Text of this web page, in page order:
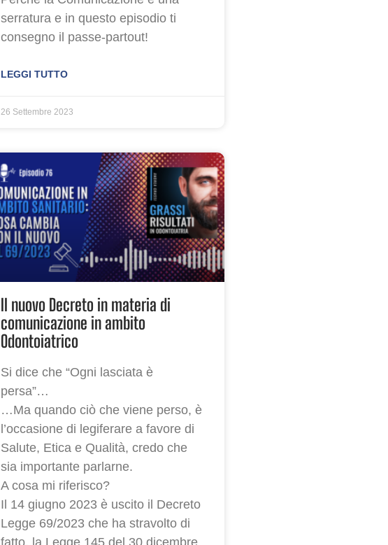
serratura e in questo episodio ti
consegno il passe-partout!
LEGGI TUTTO
26 Settembre 2023
Il nuovo Decreto in materia di
comunicazione in ambito
Odontoiatrico
Si dice che “Ogni lasciata è
persa”…
…Ma quando ciò che viene perso, è
l’occasione di legiferare a favore di
Salute, Etica e Qualità, credo che
sia importante parlarne.
A cosa mi riferisco?
Il 14 giugno 2023 è uscito il Decreto
Legge 69/2023 che ha stravolto di
fatto, la Legge 145 del 30 dicembre